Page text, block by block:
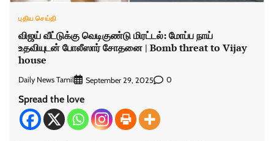
புதிய செய்தி
விஜய் வீட்டுக்கு வெடிகுண்டு மிரட்டல்: மோப்ப நாய்
உதவியுடன் போலீஸார் சோதனை | Bomb threat to Vijay
house
Daily News Tamil September 29, 2025 0
Spread the love